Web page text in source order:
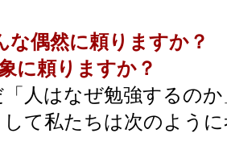
偶然に頼りますか？
に頼りますか？
人はなぜ勉強するの
て私たちは次のように